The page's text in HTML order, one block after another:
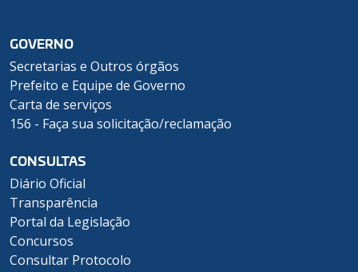
GOVERNO
Secretarias e Outros órgãos
Prefeito e Equipe de Governo
Carta de serviços
156 - Faça sua solicitação/reclamação
CONSULTAS
Diário Oficial
Transparência
Portal da Legislação
Concursos
Consultar Protocolo